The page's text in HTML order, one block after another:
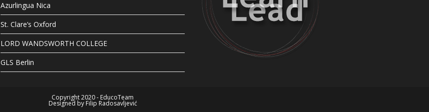
Azurlingua Nica
St. Clare’s Oxford
LORD WANDSWORTH COLLEGE
GLS Berlin
Copyright 2020 - EducoTeam
Designed by Filip Radosavljević